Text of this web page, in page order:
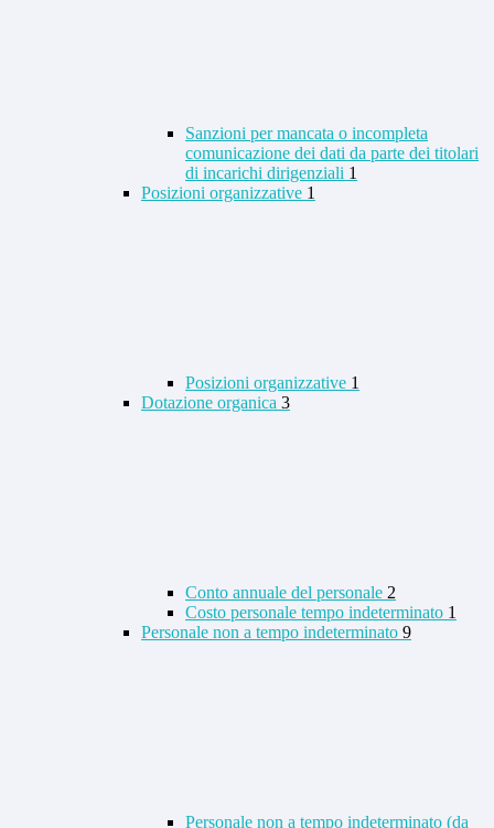
Sanzioni per mancata o incompleta
comunicazione dei dati da parte dei titolari
di incarichi dirigenziali 1
Posizioni organizzative 1
Posizioni organizzative 1
Dotazione organica 3
Conto annuale del personale 2
Costo personale tempo indeterminato 1
Personale non a tempo indeterminato 9
Personale non a tempo indeterminato (da